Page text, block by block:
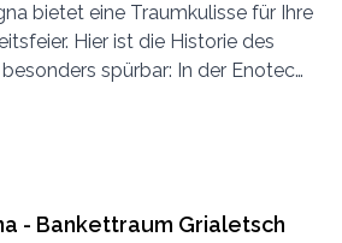
bietet eine Traumkulisse für Ihre
Hier ist die Historie des
spürbar: In der Enoteca
historischen Kellergewölbe
wie bei der Nonna und Weine
- Bankettraum Grialetsch